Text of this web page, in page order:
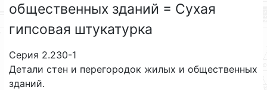
общественных зданий = Сухая
гипсовая штукатурка
Серия 2.230-1
Детали стен и перегородок жилых и общественных
зданий.